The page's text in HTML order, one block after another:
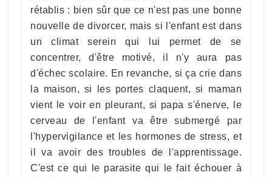
rétablis : bien sûr que ce n'est pas une bonne
nouvelle de divorcer, mais si l'enfant est dans
un climat serein qui lui permet de se
concentrer, d'être motivé, il n'y aura pas
d'échec scolaire. En revanche, si ça crie dans
la maison, si les portes claquent, si maman
vient le voir en pleurant, si papa s'énerve, le
cerveau de l'enfant va être submergé par
l'hypervigilance et les hormones de stress, et
il va avoir des troubles de l'apprentissage.
C'est ce qui le parasite qui le fait échouer à